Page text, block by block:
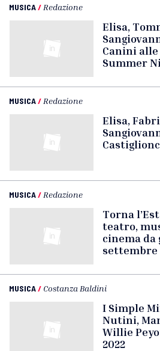
MUSICA/ Redazione
Elisa,
Canini alle
Summer
MUSICA/ Redazione
Elisa,
MUSICA/ Redazione
Torna
teatro,
cinema da
settembre
MUSICA/ Costanza Baldini
I Simple
Nutini,
Willie
2022